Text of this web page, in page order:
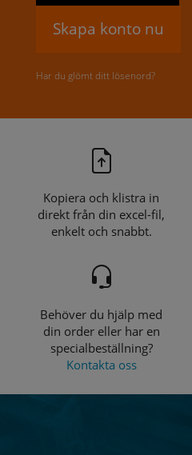
Skapa konto nu
Har du glömt ditt lösenord?
Kopiera och klistra in
direkt från din excel-fil,
enkelt och snabbt.
Behöver du hjälp med
din order eller har en
specialbeställning?
Kontakta oss